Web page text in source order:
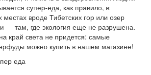
супер-еда, как правило, в
местах вроде Тибетских гор или озер
— там, где экология еще не разрушена.
край света не придется: самые
можно купить в нашем магазине!
еда